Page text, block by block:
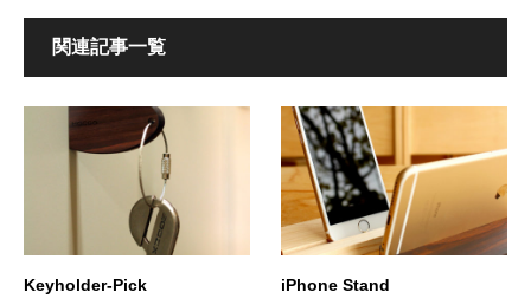
関連記事一覧
Keyholder-Pick iPhone Stand